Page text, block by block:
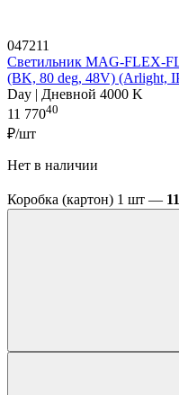
047211
Светильник MAG-FLEX-
(BK, 80 deg, 48V) (Arlight,
Day | Дневной 4000 K
11 77040
₽/шт
Нет в наличии
Коробка (картон) 1 шт —